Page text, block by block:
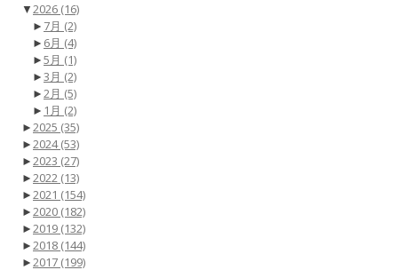
▼2026 (16)
► 7月 (2)
► 6月 (4)
►5月 (1)
►3月 (2)
►2月 (5)
► 1月 (2)
►2025 (35)
►2024(53)
►2023 (27)
►2022 (13)
►2021 (154)
►2020 (182)
►2019 (132)
►2018 (144)
►2017 (199)